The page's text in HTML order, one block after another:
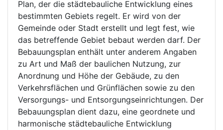
Plan, der die städtebauliche Entwicklung eines
bestimmten Gebiets regelt. Er wird von der
Gemeinde oder Stadt erstellt und legt fest, wie
das betreffende Gebiet bebaut werden darf. Der
Bebauungsplan enthält unter anderem Angaben
zu Art und Maß der baulichen Nutzung, zur
Anordnung und Höhe der Gebäude, zu den
Verkehrsflächen und Grünflächen sowie zu den
Versorgungs- und Entsorgungseinrichtungen. Der
Bebauungsplan dient dazu, eine geordnete und
harmonische städtebauliche Entwicklung